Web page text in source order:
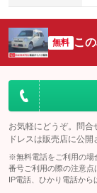
無料 こ
お気軽にどうぞ。問
ドレスは販売店に公開
※無料電話をご利用の場
番号ご利用の際の注意点
IP電話、ひかり電話から